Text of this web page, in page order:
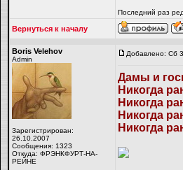
Последний раз
Вернуться к началу
Boris Velehov
Admin
Зарегистрирован:
26.10.2007
Сообщения: 1323
Откуда: ФРЭНКФУРТ-НА-
РЕЙНЕ
Добавлено: Сб
Дамы и
Никогда
Никогда
Никогда
Никогда